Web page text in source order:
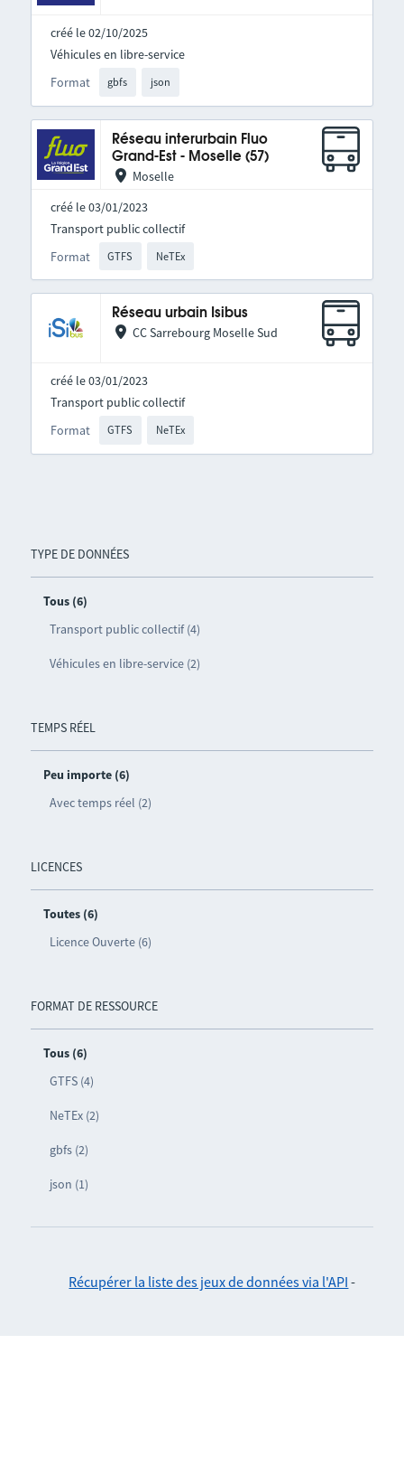
TYPE DE DONNÉES
Tous (6)
Transport public collectif (4)
Véhicules en libre-service (2)
TEMPS RÉEL
Peu importe (6)
Avec temps réel (2)
LICENCES
Toutes (6)
Licence Ouverte (6)
FORMAT DE RESSOURCE
Tous (6)
GTFS (4)
NeTEx (2)
gbfs (2)
json (1)
créé le 02/10/2025
Format gbfs json
Véhicules en libre-service
Réseau interurbain Fluo
Grand-Est - Moselle (57)
Moselle
créé le 03/01/2023
Format GTFS NeTEx
Transport public collectif
Réseau urbain Isibus
CC Sarrebourg Moselle Sud
créé le 03/01/2023
Format GTFS NeTEx
Transport public collectif
Récupérer la liste des jeux de données via l'API -